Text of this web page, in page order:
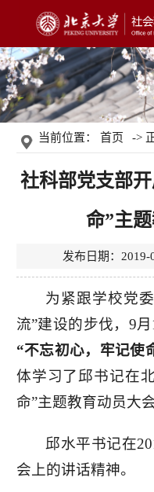
当前位置：首页 ->
社科部党支部
命”主
发布日期：
为紧跟学校党
流”建设的步伐，9
“不忘初心，牢记使
体学习了邱书记在
命”主题教育动员大
邱水平书记在
会上的讲话精神。